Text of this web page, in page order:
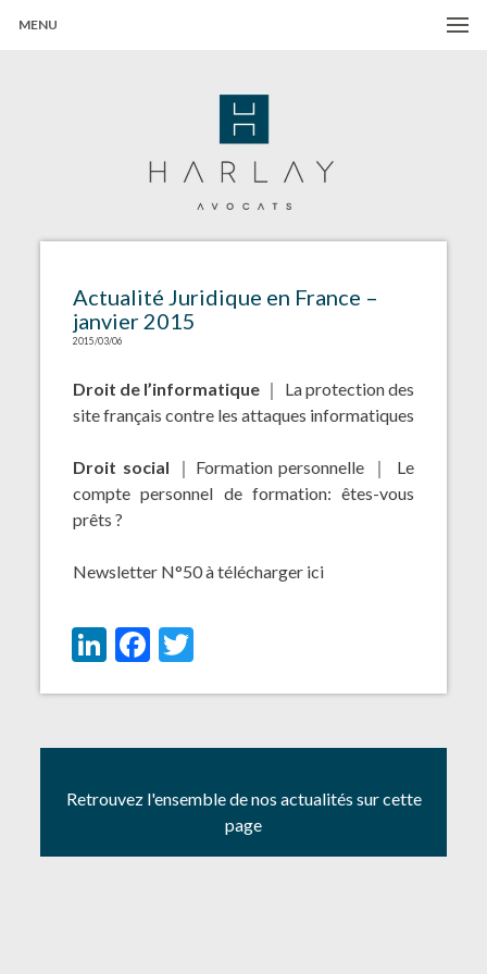
MENU
Actualité Juridique en France –
janvier 2015
2015/03/06
Droit de l’informatique ｜ La protection des
site français contre les attaques informatiques
Droit social ｜Formation personnelle ｜ Le
compte personnel de formation: êtes-vous
prêts ?
Newsletter N°50 à télécharger ici
LinkedIn
Facebook
Twitter
Retrouvez l'ensemble de nos actualités sur cette
page